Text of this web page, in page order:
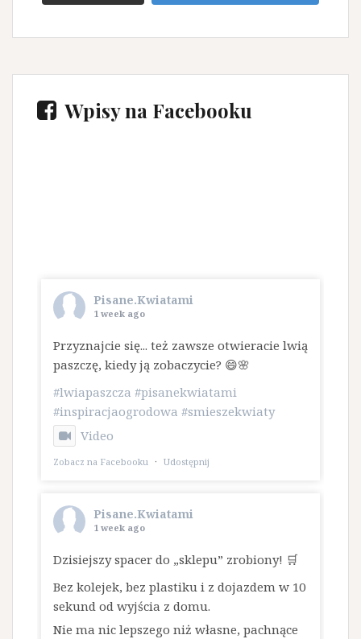
Wpisy na Facebooku
Pisane.Kwiatami
1 week ago
Przyznajcie się... też zawsze otwieracie lwią
paszczę, kiedy ją zobaczycie? 😄🌸
#lwiapaszcza #pisanekwiatami
#inspiracjaogrodowa #smieszekwiaty
Video
Zobacz na Facebooku · Udostępnij
Pisane.Kwiatami
1 week ago
Dzisiejszy spacer do „sklepu” zrobiony! 🛒
Bez kolejek, bez plastiku i z dojazdem w 10
sekund od wyjścia z domu.
​Nie ma nic lepszego niż własne, pachnące